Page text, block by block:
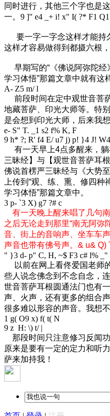
同时进行，其他三个字也是
一。 9 ]" e4 _+ i! x" I( ?* F1
要一字一字念这样才能持
这样才容易做得到都摄六根，
早期写的“《佛说阿弥陀经
学习体悟”那篇文章中就有这
A- Z5 m/ l
前段时间在定中观世音菩
地藏菩萨、印光大师等。特
是会想到印光大师，后来我
e- S" T. _1 s2 f% K, F
9 h* ?; R' f4 E/ u7 j) p! }4 J!
有一天早上4点多醒来，躺
三昧经】与【观世音菩萨耳
佛说首楞严三昧经与《大势
上传到“观、练、熏、修四
学习体悟”那篇文章中。
3 p- `3 X) g7 ?# c
有一天晚上醒来唱了几句
之后无论走到那里“南无阿弥
音、街上的音响声、坐车车
声音也带有佛号声。 & u& Q)
" }3 d- p" C, H, ~$ F3 c# l% _"
以前在网上看佟爱国老师
些人说念佛念到不念自念，
世音菩萨耳根圆通法门也有
声、火声，还有更多的组合
很多难以形容的声音。我想
1 g( O9 x) f( t( N
9 z H: \) t/ |
那段时间只注意修习反闻
原来是要有一定的定力和听
萨来加持我！